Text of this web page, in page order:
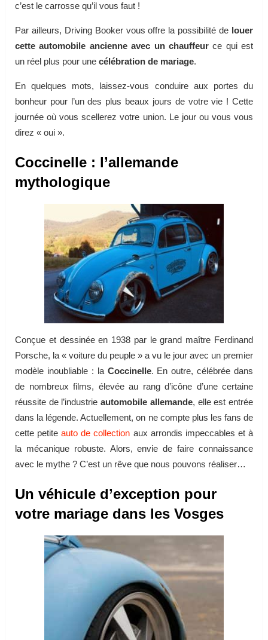
c’est le carrosse qu’il vous faut !
Par ailleurs, Driving Booker vous offre la possibilité de louer
cette automobile ancienne avec un chauffeurce qui est
un réel plus pour une célébration de mariage.
En quelques mots, laissez-vous conduire aux portes du
bonheur pour l’un des plus beaux jours de votre vie ! Cette
journée où vous scellerez votre union. Le jour ou vous vous
direz « oui ».
Coccinelle : l’allemande
mythologique
Conçue et dessinée en 1938 par le grand maître Ferdinand
Porsche, la « voiture du peuple » a vu le jour avec un premier
modèle inoubliable : la Coccinelle. En outre, célébrée dans
de nombreux films, élevée au rang d’icône d’une certaine
réussite de l’industrieautomobile allemande, elle est entrée
dans la légende. Actuellement, on ne compte plus les fans de
cette petiteauto de collection aux arrondis impeccables et à
la mécanique robuste. Alors, envie de faire connaissance
avec le mythe ? C’est un rêve que nous pouvons réaliser…
Un véhicule d’exception pour
votre mariage dans les Vosges